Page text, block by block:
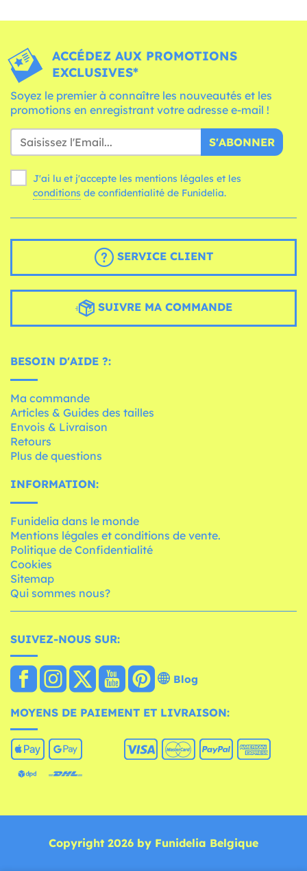
ACCÉDEZ AUX PROMOTIONS
EXCLUSIVES*
Soyez le premier à connaître les nouveautés et les
promotions en enregistrant votre adresse e-mail !
S'ABONNER
J'ai lu et j'accepte les mentions légales et les
conditions de confidentialité de Funidelia.
SERVICE CLIENT
SUIVRE MA COMMANDE
BESOIN D'AIDE ?:
Ma commande
Articles & Guides des tailles
Envois & Livraison
Retours
Plus de questions
INFORMATION:
Funidelia dans le monde
Mentions légales et conditions de vente.
Politique de Confidentialité
Cookies
Sitemap
Qui sommes nous?
SUIVEZ-NOUS SUR:
Blog
MOYENS DE PAIEMENT ET LIVRAISON:
Copyright 2026 by Funidelia Belgique